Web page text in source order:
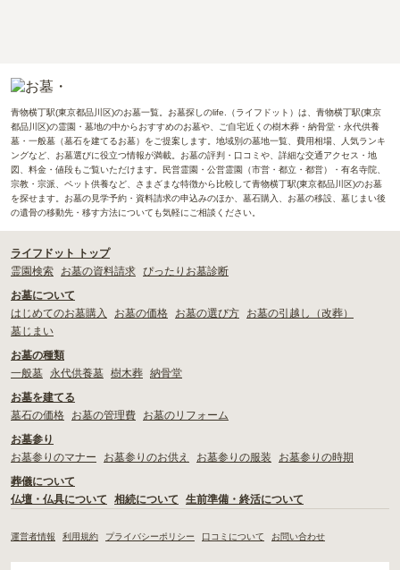
青物横丁駅(東京都品川区)のお墓一覧。お墓探しのlife.（ライフドット）は、青物横丁駅(東京
都品川区)の霊園・墓地の中からおすすめのお墓や、ご自宅近くの樹木葬・納骨堂・永代供養
墓・一般墓（墓石を建てるお墓）をご提案します。地域別の墓地一覧、費用相場、人気ランキ
ングなど、お墓選びに役立つ情報が満載。お墓の評判・口コミや、詳細な交通アクセス・地
図、料金・値段もご覧いただけます。民営霊園・公営霊園（市営・都立・都営）・有名寺院、
宗教・宗派、ペット供養など、さまざまな特徴から比較して青物横丁駅(東京都品川区)のお墓
を探せます。お墓の見学予約・資料請求の申込みのほか、墓石購入、お墓の移設、墓じまい後
の遺骨の移動先・移す方法についても気軽にご相談ください。
ライフドット トップ
霊園検索
お墓の資料請求 ぴったりお墓診断
お墓について
はじめてのお墓購入
お墓の価格 お墓の選び方
お墓の引越し（改葬）
墓じまい
お墓の種類
一般墓
永代供養墓 樹木葬 納骨堂
お墓を建てる
墓石の価格
お墓の管理費
お墓のリフォーム
お墓参り
お墓参りのマナー
お墓参りのお供え お墓参りの服装
お墓参りの時期
葬儀について
仏壇・仏具について
相続について 生前準備・終活について
運営者情報 利用規約 プライバシーポリシー 口コミについて お問い合わせ